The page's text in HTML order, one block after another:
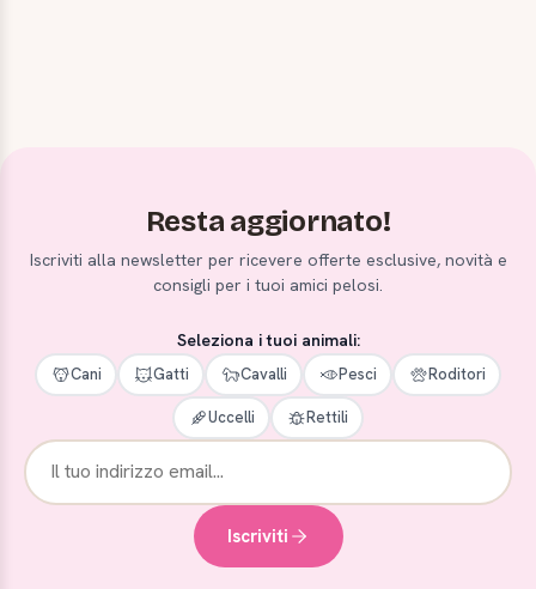
Resta aggiornato!
Iscriviti alla newsletter per ricevere offerte esclusive, novità e
consigli per i tuoi amici pelosi.
Seleziona i tuoi animali:
Cani Gatti Cavalli Pesci Roditori
Uccelli Rettili
Iscriviti